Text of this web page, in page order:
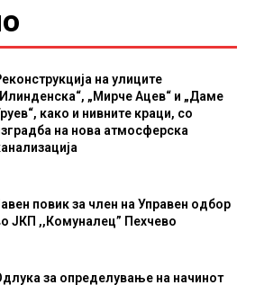
на улиците
„Мирче Ацев“ и „Даме
како и нивните краци, со
на нова атмосферска
повик за член на Управен одбор
ЈКП ,,Комуналец” Пехчево
за определување на начинот